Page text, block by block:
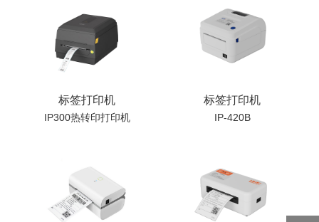
标签打印机
IP300热转印打印机
标签打印机
IP-420B